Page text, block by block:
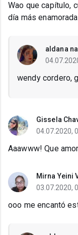
Wao que capítulo,
día más
aldana
wendy cordero,
Gissela
04.07.2020,
Aaawww! Que
Mirna Yeini
03.07.2020,
ooo me encantó